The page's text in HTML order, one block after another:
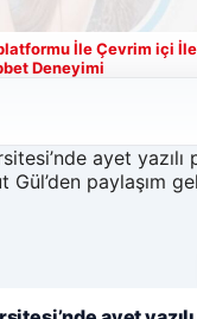
İle Çevrim içi
Deneyimi
kullandığınızı daha iyi
ve geliştirmek